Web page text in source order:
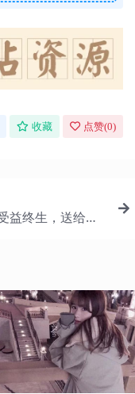
收藏 点赞(0)
益终生，送给心